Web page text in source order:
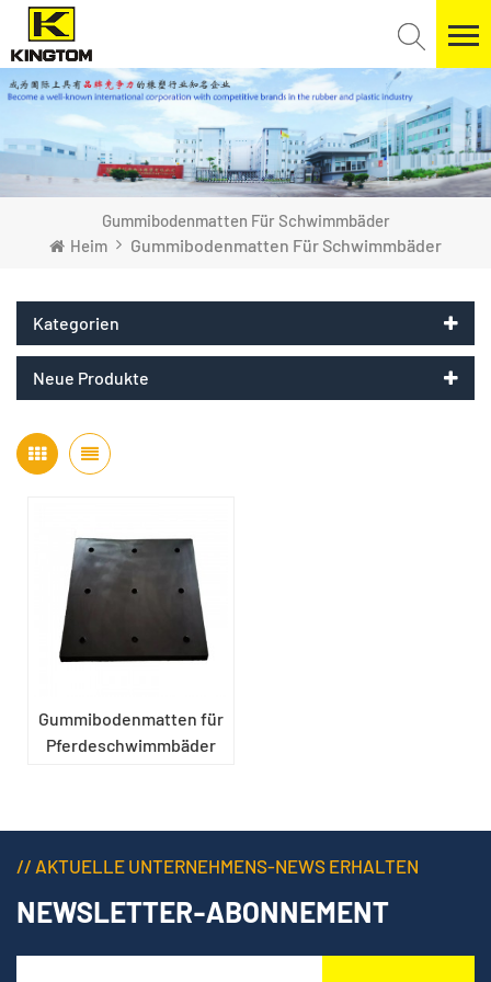
Gummibodenmatten Für Schwimmbäder
Heim
Gummibodenmatten Für Schwimmbäder
Kategorien
Neue Produkte
Gummibodenmatten für
Pferdeschwimmbäder
// AKTUELLE UNTERNEHMENS-NEWS ERHALTEN
NEWSLETTER-ABONNEMENT